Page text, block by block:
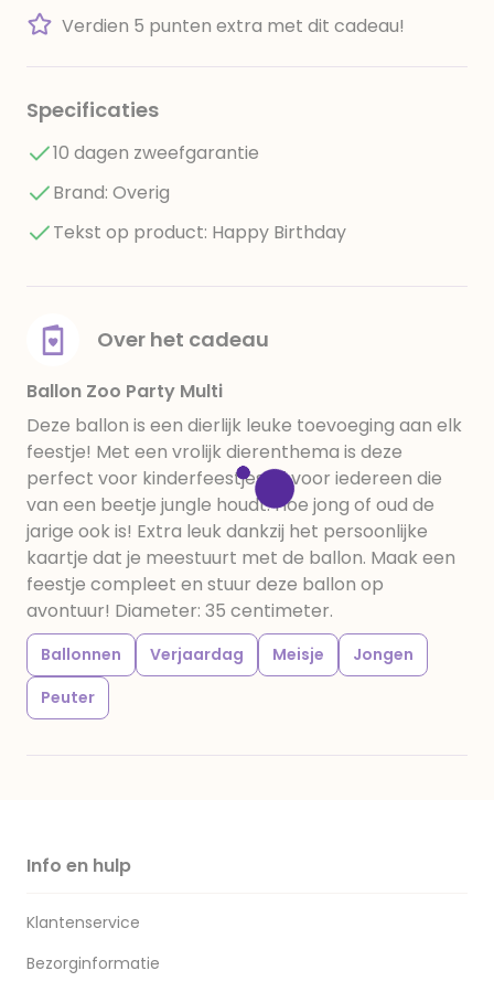
Verdien 5 punten extra met dit cadeau!
Specificaties
10 dagen zweefgarantie
Brand: Overig
Tekst op product: Happy Birthday
Over het cadeau
Ballon Zoo Party Multi
Deze ballon is een dierlijk leuke toevoeging aan elk
feestje! Met een vrolijk dierenthema is deze
perfect voor kinderfeestjes of voor iedereen die
van een beetje jungle houdt. Hoe jong of oud de
jarige ook is! Extra leuk dankzij het persoonlijke
kaartje dat je meestuurt met de ballon. Maak een
feestje compleet en stuur deze ballon op
avontuur! Diameter: 35 centimeter.
Ballonnen Verjaardag Meisje
Jongen
Peuter
Info en hulp
Klantenservice
Bezorginformatie